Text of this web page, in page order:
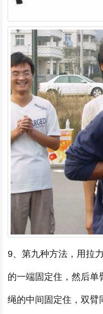
9、第九种方法，用拉
的一端固定住，然后单
绳的中间固定住，双臂